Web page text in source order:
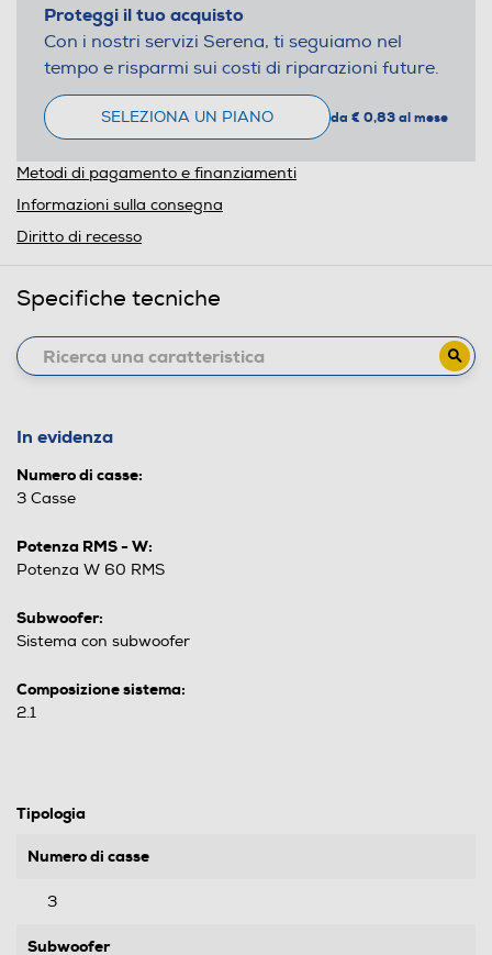
Proteggi il tuo acquisto
Con i nostri servizi Serena, ti seguiamo nel
tempo e risparmi sui costi di riparazioni future.
SELEZIONA UN PIANO da € 0,83 al mese
Metodi di pagamento e finanziamenti
Informazioni sulla consegna
Diritto di recesso
Specifiche tecniche
In evidenza
Numero di casse:
3 Casse
Potenza RMS - W:
Potenza W 60 RMS
Subwoofer:
Sistema con subwoofer
Composizione sistema:
2.1
Tipologia
Numero di casse
3
Subwoofer